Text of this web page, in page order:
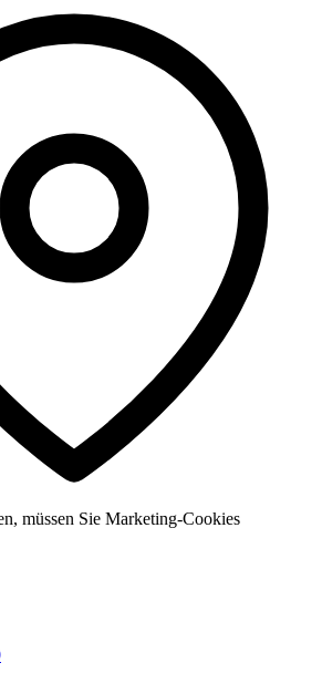
müssen Sie Marketing-Cookies